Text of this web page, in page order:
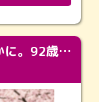
同窓会のように、なごやかに。92歳の旅立ちを彩った、再会と感謝の場